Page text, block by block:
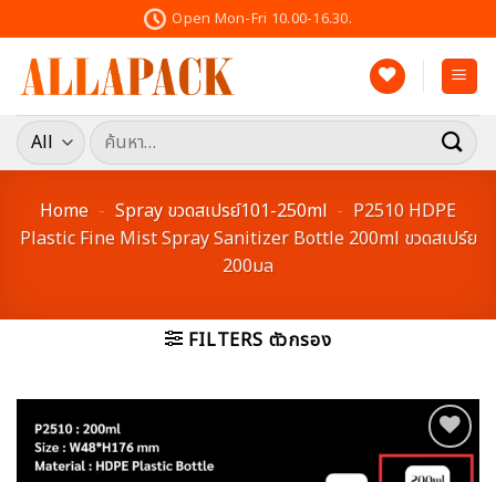
to
content
Open Mon-Fri 10.00-16.30.
ค้นหา:
Home - Spray ขวดสเปรย์101-250ml - P2510 HDPE
Plastic Fine Mist Spray Sanitizer Bottle 200ml ขวดสเปร์ย
200มล
FILTERS ตัวกรอง